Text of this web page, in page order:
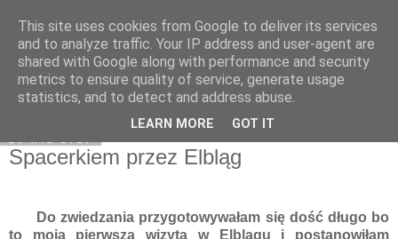
Moje miejsce
Spacerkiem przez Elbląg
Do zwiedzania przygotowywałam się dość długo bo
to moja pierwsza wizyta w Elblągu i postanowiłam
This site uses cookies from Google to deliver its services
and to analyze traffic. Your IP address and user-agent are
shared with Google along with performance and security
metrics to ensure quality of service, generate usage
statistics, and to detect and address abuse.
LEARN MORE GOT IT